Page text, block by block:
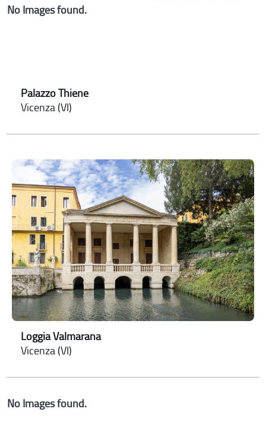
No Images found.
Palazzo Thiene
Vicenza (VI)
Loggia Valmarana
Vicenza (VI)
No Images found.